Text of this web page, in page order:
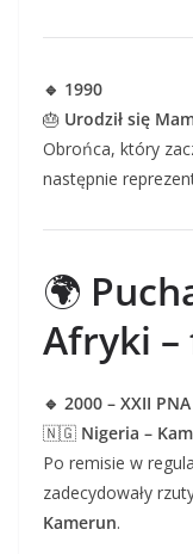
🔹 1990
🎂 Urodził się
Obrońca, który
następnie
🌍
Afryki –
🔹 2000 – XXII
🇳🇬 Nigeria –
Po remisie w
zadecydowały
Kamerun.